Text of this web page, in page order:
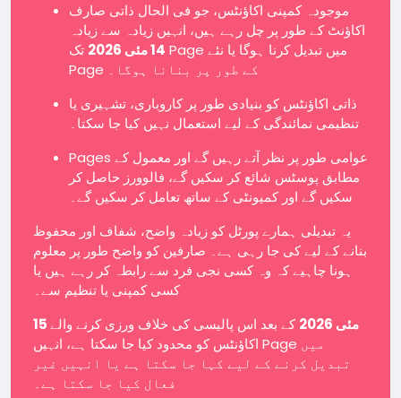
موجودہ کمپنی اکاؤنٹس، جو فی الحال ذاتی صارف
اکاؤنٹ کے طور پر چل رہے ہیں، انہیں زیادہ سے زیادہ
14 مئی 2026
تک Page میں تبدیل کرنا ہوگا یا نئے
Page کے طور پر بنانا ہوگا۔
ذاتی اکاؤنٹس کو بنیادی طور پر کاروباری، تشہیری یا
تنظیمی نمائندگی کے لیے استعمال نہیں کیا جا سکتا۔
Pages عوامی طور پر نظر آتے رہیں گے اور معمول کے
مطابق پوسٹس شائع کر سکیں گے، فالوورز حاصل کر
سکیں گے اور کمیونٹی کے ساتھ تعامل کر سکیں گے۔
یہ تبدیلی ہمارے پورٹل کو زیادہ واضح، شفاف اور محفوظ
بنانے کے لیے کی جا رہی ہے۔ صارفین کو واضح طور پر معلوم
ہونا چاہیے کہ وہ کسی نجی فرد سے رابطہ کر رہے ہیں یا
کسی کمپنی یا تنظیم سے۔
15 مئی 2026
کے بعد اس پالیسی کی خلاف ورزی کرنے والے
اکاؤنٹس کو محدود کیا جا سکتا ہے، انہیں Page میں
تبدیل کرنے کے لیے کہا جا سکتا ہے یا انہیں غیر
فعال کیا جا سکتا ہے۔